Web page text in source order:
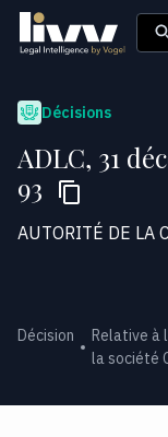
Décisions
ADLC, 31
93
AUTORITÉ DE LA
Décision
Relative à
la société